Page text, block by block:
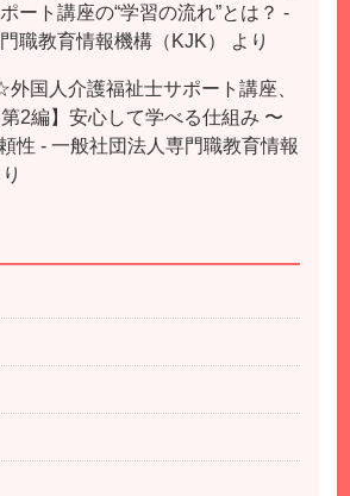
ート講座の“学習の流れ”とは？ -
職教育情報機構（KJK）
より
国人介護福祉士サポート講座、
第2編】安心して学べる仕組み 〜
性 - 一般社団法人専門職教育情報